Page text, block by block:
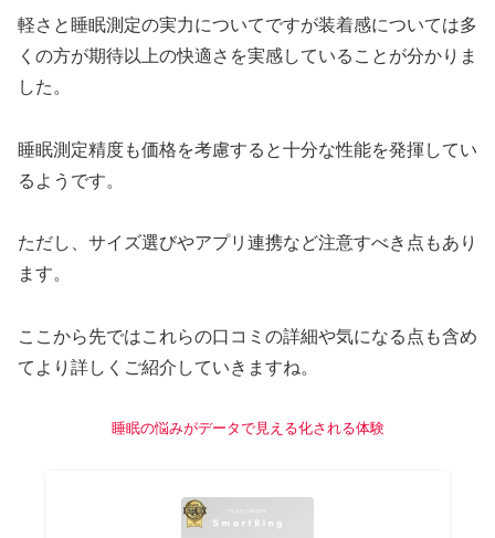
軽さと睡眠測定の実力についてですが装着感については多
くの方が期待以上の快適さを実感していることが分かりま
した。
睡眠測定精度も価格を考慮すると十分な性能を発揮してい
るようです。
ただし、サイズ選びやアプリ連携など注意すべき点もあり
ます。
ここから先ではこれらの口コミの詳細や気になる点も含め
てより詳しくご紹介していきますね。
睡眠の悩みがデータで見える化される体験